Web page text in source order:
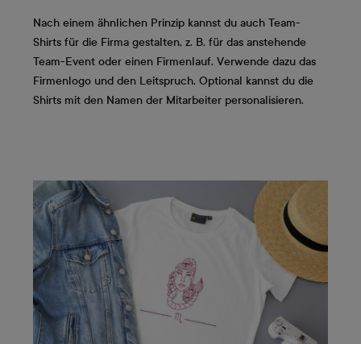
Nach einem ähnlichen Prinzip kannst du auch Team-
Shirts für die Firma gestalten, z. B. für das anstehende
Team-Event oder einen Firmenlauf. Verwende dazu das
Firmenlogo und den Leitspruch. Optional kannst du die
Shirts mit den Namen der Mitarbeiter personalisieren.